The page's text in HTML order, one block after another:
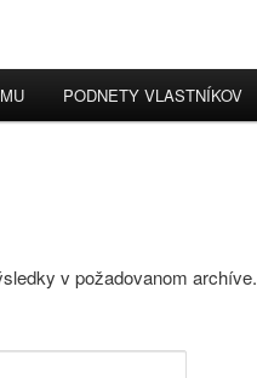
PODNETY VLASTNÍKOV
v požadovanom archíve.